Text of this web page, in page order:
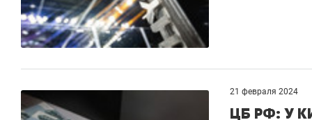
21 февраля 2024
ЦБ РФ: У